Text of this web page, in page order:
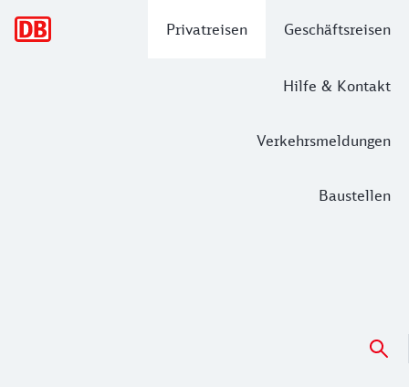
Privatreisen Geschäftsreisen
Hilfe & Kontakt
Verkehrsmeldungen
Baustellen